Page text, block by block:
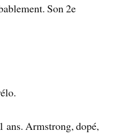
Son 2e
ans. Armstrong, dopé,